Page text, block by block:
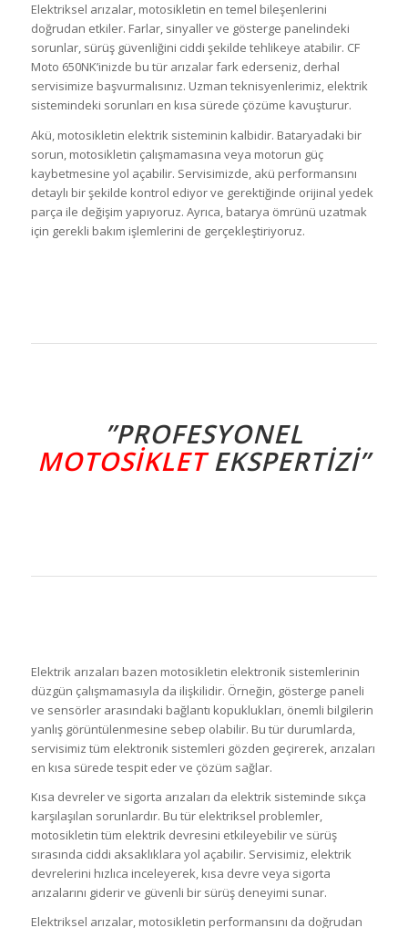
Elektriksel arızalar, motosikletin en temel bileşenlerini
doğrudan etkiler. Farlar, sinyaller ve gösterge panelindeki
sorunlar, sürüş güvenliğini ciddi şekilde tehlikeye atabilir. CF
Moto 650NK’inizde bu tür arızalar fark ederseniz, derhal
servisimize başvurmalısınız. Uzman teknisyenlerimiz, elektrik
sistemindeki sorunları en kısa sürede çözüme kavuşturur.
Akü, motosikletin elektrik sisteminin kalbidir. Bataryadaki bir
sorun, motosikletin çalışmamasına veya motorun güç
kaybetmesine yol açabilir. Servisimizde, akü performansını
detaylı bir şekilde kontrol ediyor ve gerektiğinde orijinal yedek
parça ile değişim yapıyoruz. Ayrıca, batarya ömrünü uzatmak
için gerekli bakım işlemlerini de gerçekleştiriyoruz.
”PROFESYONEL
MOTOSIKLETEKSPERTIZI”
Elektrik arızaları bazen motosikletin elektronik sistemlerinin
düzgün çalışmamasıyla da ilişkilidir. Örneğin, gösterge paneli
ve sensörler arasındaki bağlantı kopuklukları, önemli bilgilerin
yanlış görüntülenmesine sebep olabilir. Bu tür durumlarda,
servisimiz tüm elektronik sistemleri gözden geçirerek, arızaları
en kısa sürede tespit eder ve çözüm sağlar.
Kısa devreler ve sigorta arızaları da elektrik sisteminde sıkça
karşılaşılan sorunlardır. Bu tür elektriksel problemler,
motosikletin tüm elektrik devresini etkileyebilir ve sürüş
sırasında ciddi aksaklıklara yol açabilir. Servisimiz, elektrik
devrelerini hızlıca inceleyerek, kısa devre veya sigorta
arızalarını giderir ve güvenli bir sürüş deneyimi sunar.
Elektriksel arızalar, motosikletin performansını da doğrudan